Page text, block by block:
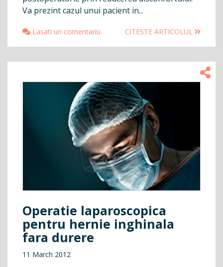
Va prezint cazul unui pacient in...
Lasati un comentariu CITESTE ARTICOLUL
Operatie laparoscopica
pentru hernie inghinala
fara durere
11 March 2012